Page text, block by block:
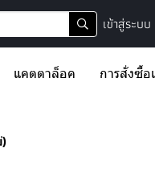
เข้าสู่ระบบ
แคตตาล็อค การสั่งซื้อ
)